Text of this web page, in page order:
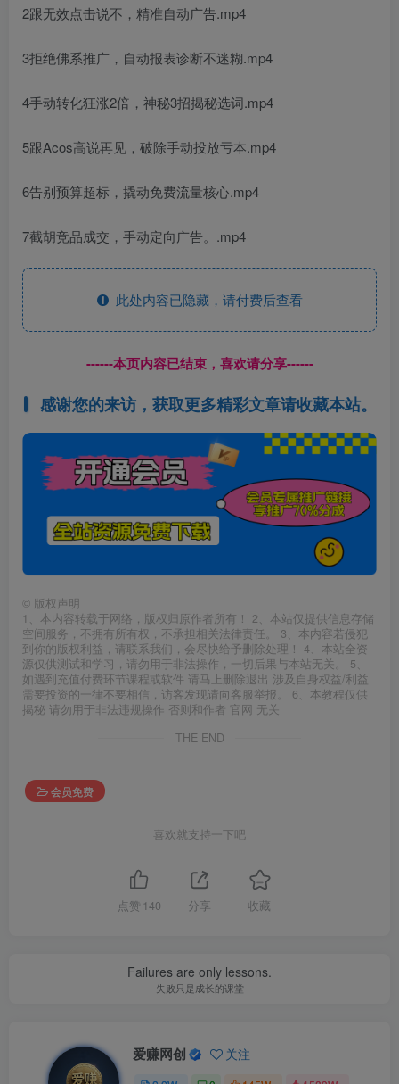
2跟无效点击说不，精准自动广告.mp4
3拒绝佛系推广，自动报表诊断不迷糊.mp4
4手动转化狂涨2倍，神秘3招揭秘选词.mp4
5跟Acos高说再见，破除手动投放亏本.mp4
6告别预算超标，撬动免费流量核心.mp4
7截胡竞品成交，手动定向广告。.mp4
此处内容已隐藏，请付费后查看
------本页内容已结束，喜欢请分享------
感谢您的来访，获取更多精彩文章请收藏本站。
© 版权声明
1、本内容转载于网络，版权归原作者所有！ 2、本站仅提供信息存储
空间服务，不拥有所有权，不承担相关法律责任。 3、本内容若侵犯
到你的版权利益，请联系我们，会尽快给予删除处理！ 4、本站全资
源仅供测试和学习，请勿用于非法操作，一切后果与本站无关。 5、
如遇到充值付费环节课程或软件 请马上删除退出 涉及自身权益/利益
需要投资的一律不要相信，访客发现请向客服举报。 6、本教程仅供
揭秘 请勿用于非法违规操作 否则和作者 官网 无关
THE END
会员免费
喜欢就支持一下吧
点赞 140 分享 收藏
Failures are only lessons.
失败只是成长的课堂
爱赚网创 关注